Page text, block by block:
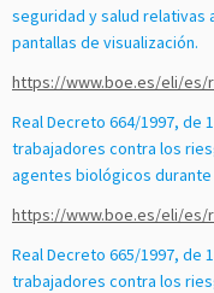
seguridad y salud relativas
pantallas de visualización.
https://www.boe.es/eli/es/
Real Decreto 664/1997, de
trabajadores contra los
agentes biológicos
https://www.boe.es/eli/es/
Real Decreto 665/1997, de
trabajadores contra los